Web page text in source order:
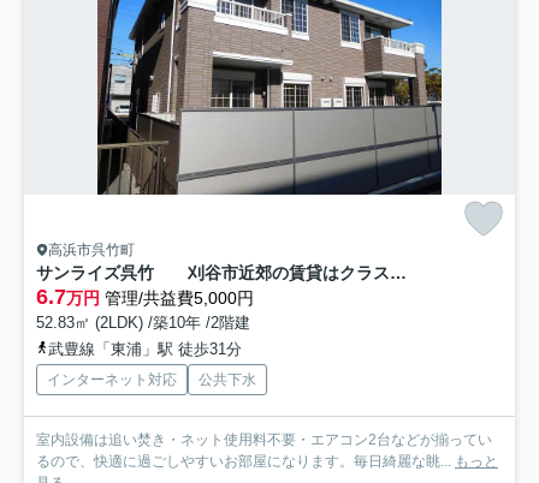
高浜市呉竹町
サンライズ呉竹 刈谷市近郊の賃貸はクラスホーム刈谷店
6.7万円 管理/共益費5,000円
52.83㎡ (2LDK) /築10年 /2階建
武豊線「東浦」駅 徒歩31分
インターネット対応 公共下水
室内設備は追い焚き・ネット使用料不要・エアコン2台などが揃ってい
るので、快適に過ごしやすいお部屋になります。毎日綺麗な眺... もっと